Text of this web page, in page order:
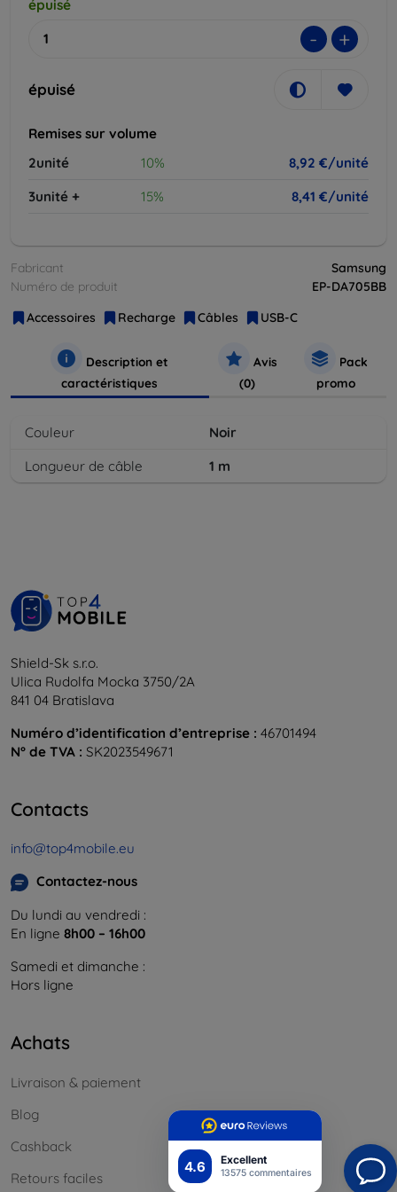
4.6 Excellent
13575 commentaires
épuisé
- +
épuisé
Remises sur volume
2unité
10%
8,92 €/unité
3unité +
15% 8,41 €/unité
Fabricant
Samsung
Numéro de produit
EP-DA705BB
Accessoires
Recharge Câbles USB-C
Description et
caractéristiques
Avis
(0)
Pack
promo
Couleur
Noir
Longueur de câble
1 m
Shield-Sk s.r.o.
Ulica Rudolfa Mocka 3750/2A
841 04 Bratislava
Numéro d’identification d’entreprise : 46701494
N° de TVA : SK2023549671
Contacts
info@top4mobile.eu
Contactez-nous
Du lundi au vendredi :
En ligne 8h00 – 16h00
Samedi et dimanche :
Hors ligne
Achats
Livraison & paiement
Blog
Cashback
Retours faciles